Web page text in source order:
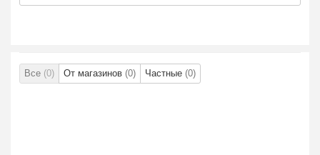
Все (0) От магазинов (0) Частные (0)